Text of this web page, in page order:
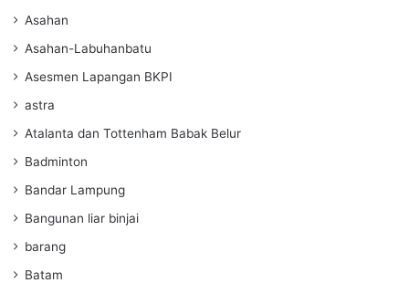
Asahan
Asahan-Labuhanbatu
Asesmen Lapangan BKPI
astra
Atalanta dan Tottenham Babak Belur
Badminton
Bandar Lampung
Bangunan liar binjai
barang
Batam